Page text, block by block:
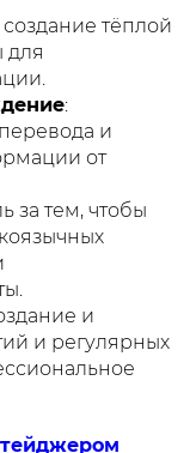
создание тёплой
для
:
и
от
за тем, чтобы
и
и регулярных